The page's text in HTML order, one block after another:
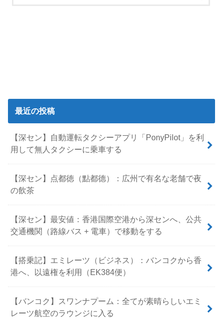
最近の投稿
【深セン】自動運転タクシーアプリ「PonyPilot」を利
用して無人タクシーに乗車する
【深セン】点都徳（點都德）：広州で有名な老舗で夜
の飲茶
【深セン】最安値：香港国際空港から深センへ、公共
交通機関（路線バス + 電車）で移動をする
【搭乗記】エミレーツ（ビジネス）：バンコクから香
港へ、以遠権を利用（EK384便）
【バンコク】スワンナプーム：全てが素晴らしいエミ
レーツ航空のラウンジに入る